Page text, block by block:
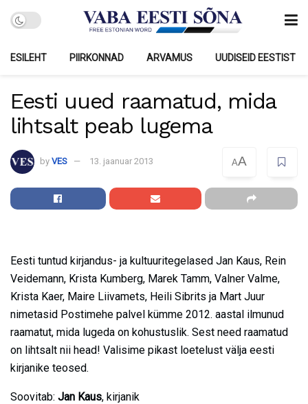
ESILEHT PIIRKONNAD ARVAMUS UUDISEID EESTIST
Eesti uued raamatud, mida
lihtsalt peab lugema
by VES 13. jaanuar 2013 AA
Eesti tuntud kirjandus- ja kultuuritegelased Jan Kaus, Rein
Veidemann, Krista Kumberg, Marek Tamm, Valner Valme,
Krista Kaer, Maire Liivamets, Heili Sibrits ja Mart Juur
nimetasid Postimehe palvel kümme 2012. aastal ilmunud
raamatut, mida lugeda on kohustuslik. Sest need raamatud
on lihtsalt nii head! Valisime pikast loetelust välja eesti
kirjanike teosed.
Soovitab: Jan Kaus, kirjanik